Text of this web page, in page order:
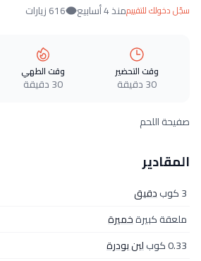
سجّل دخولك للتقييممنذ 4 أسابيع 616 زيارات
وقت التحضير
30 دقيقة
وقت الطهي
30 دقيقة
صفيحة اللحم
المقادير
3 كوب
دقيق
ملعقة كبيرةخميرة
0.33 كوب
لبن بودرة